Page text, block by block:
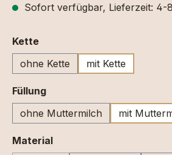
Sofort verfügbar, Lieferzeit: 4-
Ketteauswählen
ohne Kette
mit Kette
Füllungauswählen
ohne Muttermilch
mit
Materialauswählen